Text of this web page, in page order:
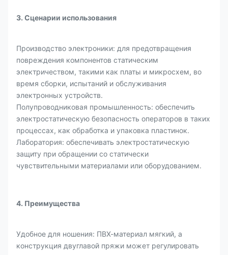
3. Сценарии использования
Производство электроники: для предотвращения
повреждения компонентов статическим
электричеством, такими как платы и микросхем, во
время сборки, испытаний и обслуживания
электронных устройств.
Полупроводниковая промышленность: обеспечить
электростатическую безопасность операторов в таких
процессах, как обработка и упаковка пластинок.
Лаборатория: обеспечивать электростатическую
защиту при обращении со статически
чувствительными материалами или оборудованием.
4. Преимущества
Удобное для ношения: ПВХ-материал мягкий, а
конструкция двуглавой пряжи может регулировать